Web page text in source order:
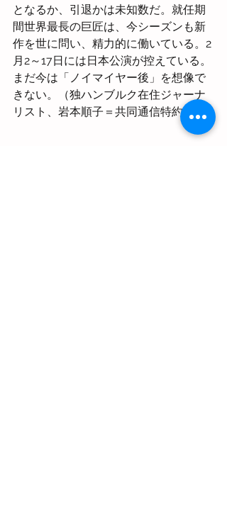
となるか、引退かは未知数だ。就任期
間世界最長の巨匠は、今シーズンも新
作を世に問い、精力的に働いている。2
月2～17日には日本公演が控えている。
まだ今は「ノイマイヤー後」を想像で
きない。（独ハンブルク在住ジャーナ
リスト、岩本順子＝共同通信特約）